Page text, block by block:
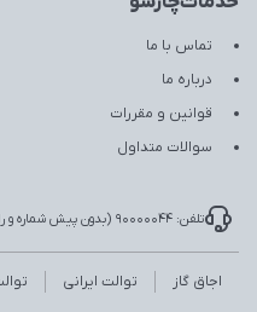
تماس با ما
درباره ما
قوانین و مقررات
سوالات متداول
تلفن: 90000044 (بدون پیش شماره و رایگان)
اجاق گاز توالت ایرانی